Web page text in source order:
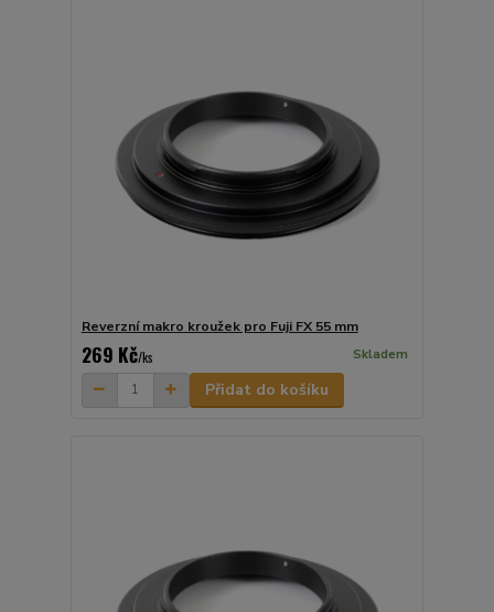
Reverzní makro kroužek pro Fuji FX 55 mm
269 Kč/ks Skladem
Přidat do košíku